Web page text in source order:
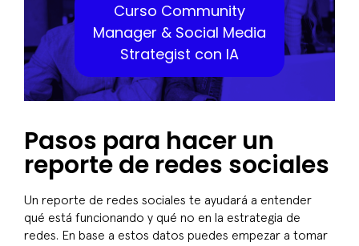
Curso Community
Manager & Social Media
Strategist con IA
Pasos para hacer un
reporte de redes sociales
Un reporte de redes sociales te ayudará a entender
qué está funcionando y qué no en la estrategia de
redes. En base a estos datos puedes empezar a tomar